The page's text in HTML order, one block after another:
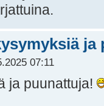
ja
07:11
ja puunattuja!